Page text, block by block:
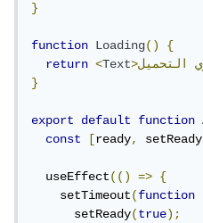
}
function Loading()
{
return
<Text
}
export default function
const
[ready,
  useEffect
(() =>
{
    setTimeout
(function
      setReady
(true);